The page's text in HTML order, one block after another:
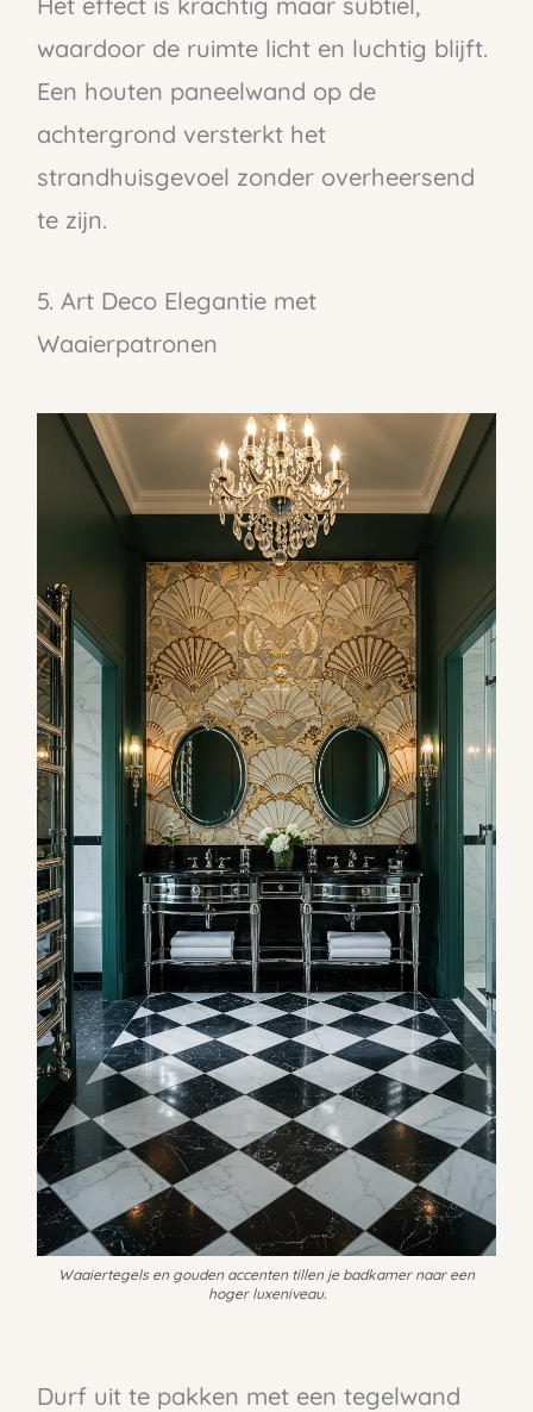
waardoor de ruimte licht en luchtig blijft.
Een houten paneelwand op de
achtergrond versterkt het
strandhuisgevoel zonder overheersend
te zijn.
5. Art Deco Elegantie met
Waaierpatronen
Waaiertegels en gouden accenten tillen je badkamer naar een
hoger luxeniveau.
Durf uit te pakken met een tegelwand